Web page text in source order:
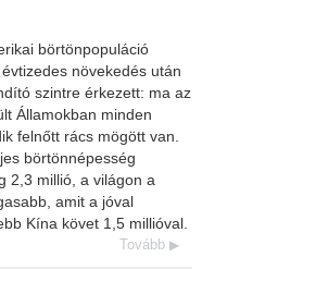
börtönpopuláció
növekedés után
szintre érkezett: ma az
Államokban minden
felnőtt rács mögött van.
börtönnépesség
2,3 millió, a világon a
amit a jóval
Kína követ 1,5 millióval.
Tovább